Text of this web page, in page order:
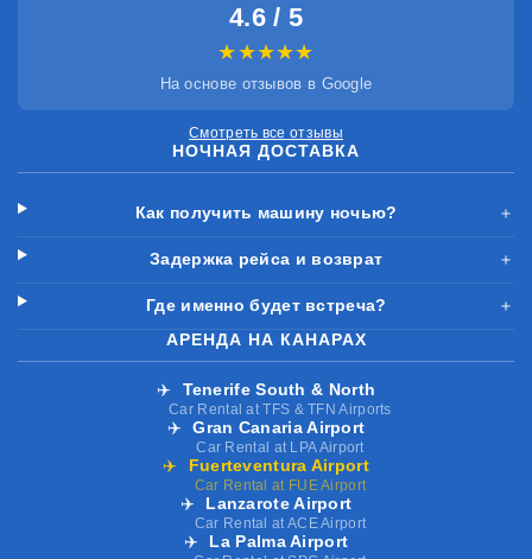
4.6 / 5
★★★★★
На основе отзывов в Google
Смотреть все отзывы
НОЧНАЯ ДОСТАВКА
Как получить машину ночью? ＋
Задержка рейса и возврат ＋
Где именно будет встреча?
＋
АРЕНДА НА КАНАРАХ
✈️ Tenerife South & North
Car Rental at TFS & TFN Airports
✈️ Gran Canaria Airport
Car Rental at LPA Airport
✈️ Fuerteventura Airport
Car Rental at FUE Airport
✈️ Lanzarote Airport
Car Rental at ACE Airport
✈️ La Palma Airport